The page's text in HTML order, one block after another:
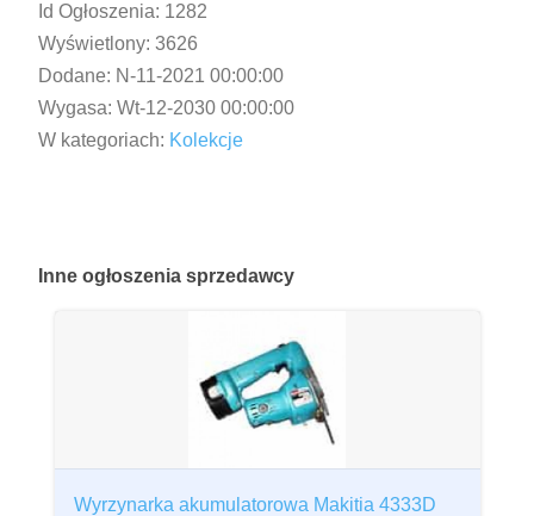
Id Ogłoszenia: 1282
Wyświetlony: 3626
Dodane: N-11-2021 00:00:00
Wygasa: Wt-12-2030 00:00:00
W kategoriach: Kolekcje
Inne ogłoszenia sprzedawcy
Wyrzynarka akumulatorowa Makitia 4333D